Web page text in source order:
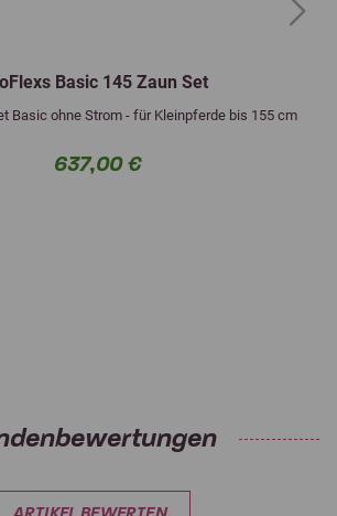
Basic 145 Zaun Set
Basic ohne Strom - für Kleinpferde bis 155 cm
637,00 €
Next